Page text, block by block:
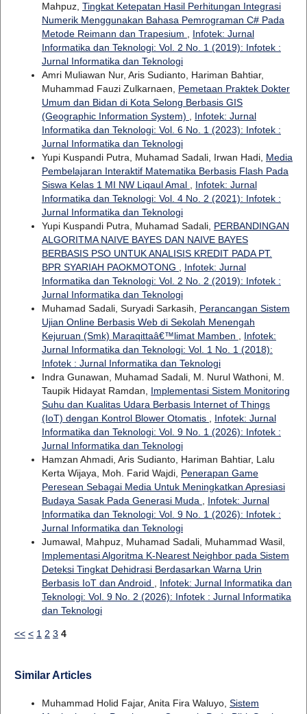
Mahpuz, Tingkat Ketepatan Hasil Perhitungan Integrasi
Numerik Menggunakan Bahasa Pemrograman C# Pada
Metode Reimann dan Trapesium , Infotek: Jurnal
Informatika dan Teknologi: Vol. 2 No. 1 (2019): Infotek :
Jurnal Informatika dan Teknologi
Amri Muliawan Nur, Aris Sudianto, Hariman Bahtiar,
Muhammad Fauzi Zulkarnaen, Pemetaan Praktek Dokter
Umum dan Bidan di Kota Selong Berbasis GIS
(Geographic Information System) , Infotek: Jurnal
Informatika dan Teknologi: Vol. 6 No. 1 (2023): Infotek :
Jurnal Informatika dan Teknologi
Yupi Kuspandi Putra, Muhamad Sadali, Irwan Hadi, Media
Pembelajaran Interaktif Matematika Berbasis Flash Pada
Siswa Kelas 1 MI NW Liqaul Amal , Infotek: Jurnal
Informatika dan Teknologi: Vol. 4 No. 2 (2021): Infotek :
Jurnal Informatika dan Teknologi
Yupi Kuspandi Putra, Muhamad Sadali, PERBANDINGAN
ALGORITMA NAIVE BAYES DAN NAIVE BAYES
BERBASIS PSO UNTUK ANALISIS KREDIT PADA PT.
BPR SYARIAH PAOKMOTONG , Infotek: Jurnal
Informatika dan Teknologi: Vol. 2 No. 2 (2019): Infotek :
Jurnal Informatika dan Teknologi
Muhamad Sadali, Suryadi Sarkasih, Perancangan Sistem
Ujian Online Berbasis Web di Sekolah Menengah
Kejuruan (Smk) Maraqittaâ€™limat Mamben , Infotek:
Jurnal Informatika dan Teknologi: Vol. 1 No. 1 (2018):
Infotek : Jurnal Informatika dan Teknologi
Indra Gunawan, Muhamad Sadali, M. Nurul Wathoni, M.
Taupik Hidayat Ramdan, Implementasi Sistem Monitoring
Suhu dan Kualitas Udara Berbasis Internet of Things
(IoT) dengan Kontrol Blower Otomatis , Infotek: Jurnal
Informatika dan Teknologi: Vol. 9 No. 1 (2026): Infotek :
Jurnal Informatika dan Teknologi
Hamzan Ahmadi, Aris Sudianto, Hariman Bahtiar, Lalu
Kerta Wijaya, Moh. Farid Wajdi, Penerapan Game
Peresean Sebagai Media Untuk Meningkatkan Apresiasi
Budaya Sasak Pada Generasi Muda , Infotek: Jurnal
Informatika dan Teknologi: Vol. 9 No. 1 (2026): Infotek :
Jurnal Informatika dan Teknologi
Jumawal, Mahpuz, Muhamad Sadali, Muhammad Wasil,
Implementasi Algoritma K-Nearest Neighbor pada Sistem
Deteksi Tingkat Dehidrasi Berdasarkan Warna Urin
Berbasis IoT dan Android , Infotek: Jurnal Informatika dan
Teknologi: Vol. 9 No. 2 (2026): Infotek : Jurnal Informatika
dan Teknologi
<< < 1 2 3 4
Similar Articles
Muhammad Holid Fajar, Anita Fira Waluyo, Sistem